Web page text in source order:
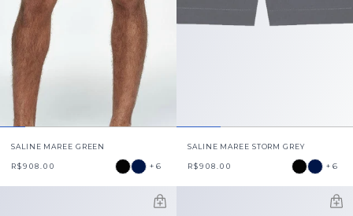
SALINE MAREE GREEN
R$908.00 +6
SALINE MAREE STORM GREY
R$908.00 +6